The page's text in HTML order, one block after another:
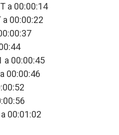
a 00:00:14
a 00:00:22
a 00:00:45
00:00:46
00:01:02